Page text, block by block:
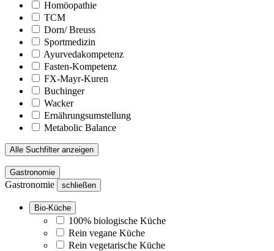
Homöopathie
TCM
Dorn/ Breuss
Sportmedizin
Ayurvedakompetenz
Fasten-Kompetenz
FX-Mayr-Kuren
Buchinger
Wacker
Ernährungsumstellung
Metabolic Balance
Alle Suchfilter anzeigen
Gastronomie
Gastronomie schließen
Bio-Küche
100% biologische Küche
Rein vegane Küche
Rein vegetarische Küche